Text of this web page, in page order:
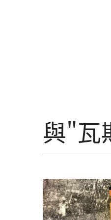
與"瓦